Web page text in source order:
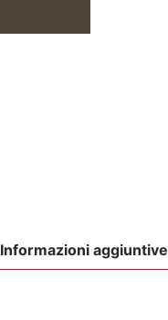
Informazioni aggiuntive